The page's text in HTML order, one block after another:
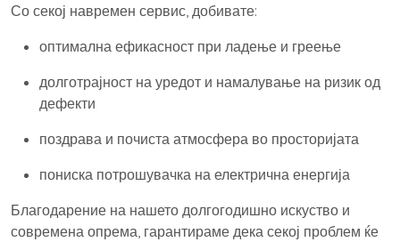
Со секој навремен сервис, добивате:
оптимална ефикасност при ладење и греење
долготрајност на уредот и намалување на ризик од
дефекти
поздрава и почиста атмосфера во просторијата
пониска потрошувачка на електрична енергија
Благодарение на нашето долгогодишно искуство и
современа опрема, гарантираме дека секој проблем ќе